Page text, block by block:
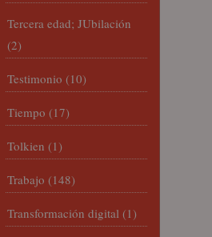
Tercera edad; JUbilación
(2)
Testimonio (10)
Tiempo (17)
Tolkien (1)
Trabajo (148)
Transformación digital (1)